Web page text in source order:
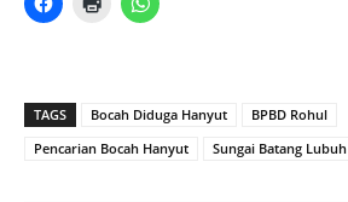
TAGS Bocah Diduga Hanyut
BPBD Rohul
Pencarian Bocah Hanyut
Sungai Batang Lubuh